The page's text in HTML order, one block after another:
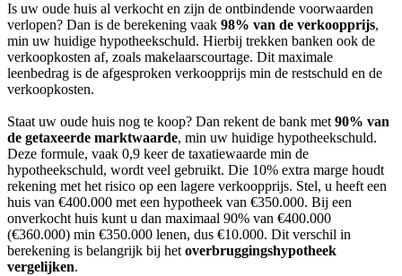
Is uw oude huis al verkocht en zijn de ontbindende voorwaarden
verlopen? Dan is de berekening vaak 98% van de verkoopprijs,
min uw huidige hypotheekschuld. Hierbij trekken banken ook de
verkoopkosten af, zoals makelaarscourtage. Dit maximale
leenbedrag is de afgesproken verkoopprijs min de restschuld en de
verkoopkosten.
Staat uw oude huis nog te koop? Dan rekent de bank met 90% van
de getaxeerde marktwaarde, min uw huidige hypotheekschuld.
Deze formule, vaak 0,9 keer de taxatiewaarde min de
hypotheekschuld, wordt veel gebruikt. Die 10% extra marge houdt
rekening met het risico op een lagere verkoopprijs. Stel, u heeft een
huis van €400.000 met een hypotheek van €350.000. Bij een
onverkocht huis kunt u dan maximaal 90% van €400.000
(€360.000) min €350.000 lenen, dus €10.000. Dit verschil in
berekening is belangrijk bij het overbruggingshypotheek
vergelijken.